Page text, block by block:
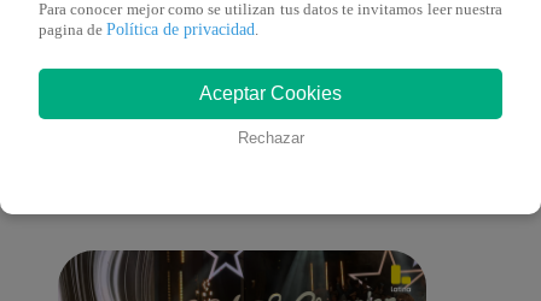
También te puede
Para conocer mejor como se utilizan tus datos te invitamos leer nuestra
pagina de Política de privacidad.
Aceptar Cookies
Rechazar